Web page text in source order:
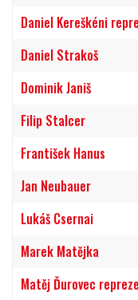
Daniel Kereškéni
Daniel Strakoš
Dominik Janiš
Filip Stalcer
František Hanus
Jan Neubauer
Lukáš Csernai
Marek Matějka
Matěj Ďurovec